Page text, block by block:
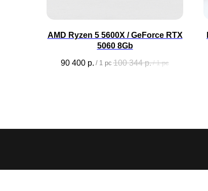
AMD Ryzen 5 5600X / GeForce RTX
5060 8Gb
90 400 р. / 1 pc 100 344 р. / 1 pc